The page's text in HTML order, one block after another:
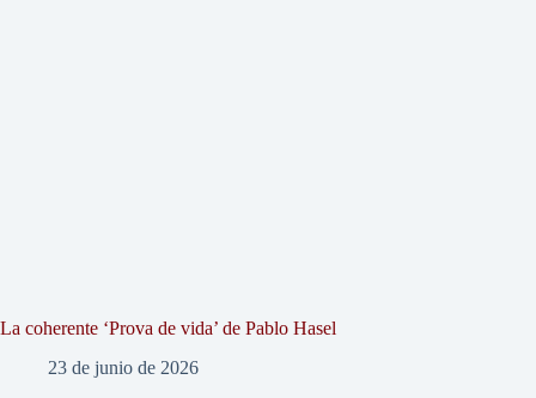
La coherente ‘Prova de vida’ de Pablo Hasel
23 de junio de 2026